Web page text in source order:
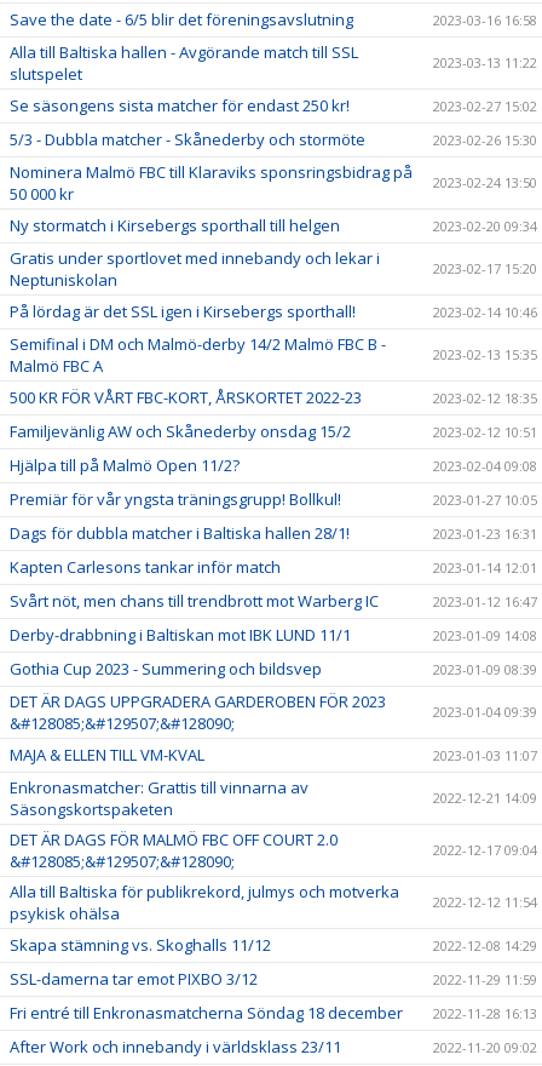
Save the date - 6/5 blir det föreningsavslutning 2023-03-16 16:58
Alla till Baltiska hallen - Avgörande match till SSL
slutspelet
2023-03-13 11:22
Se säsongens sista matcher för endast 250 kr! 2023-02-27 15:02
5/3 - Dubbla matcher - Skånederby och stormöte 2023-02-26 15:30
Nominera Malmö FBC till Klaraviks sponsringsbidrag på
50 000 kr
2023-02-24 13:50
Ny stormatch i Kirsebergs sporthall till helgen 2023-02-20 09:34
Gratis under sportlovet med innebandy och lekar i
Neptuniskolan
2023-02-17 15:20
På lördag är det SSL igen i Kirsebergs sporthall! 2023-02-14 10:46
Semifinal i DM och Malmö-derby 14/2 Malmö FBC B -
Malmö FBC A
2023-02-13 15:35
500 KR FÖR VÅRT FBC-KORT, ÅRSKORTET 2022-23 2023-02-12 18:35
Familjevänlig AW och Skånederby onsdag 15/2 2023-02-12 10:51
Hjälpa till på Malmö Open 11/2? 2023-02-04 09:08
Premiär för vår yngsta träningsgrupp! Bollkul! 2023-01-27 10:05
Dags för dubbla matcher i Baltiska hallen 28/1! 2023-01-23 16:31
Kapten Carlesons tankar inför match 2023-01-14 12:01
Svårt nöt, men chans till trendbrott mot Warberg IC 2023-01-12 16:47
Derby-drabbning i Baltiskan mot IBK LUND 11/1 2023-01-09 14:08
Gothia Cup 2023 - Summering och bildsvep 2023-01-09 08:39
DET ÄR DAGS UPPGRADERA GARDEROBEN FÖR 2023
&#128085;&#129507;&#128090;
2023-01-04 09:39
MAJA & ELLEN TILL VM-KVAL 2023-01-03 11:07
Enkronasmatcher: Grattis till vinnarna av
Säsongskortspaketen
2022-12-21 14:09
DET ÄR DAGS FÖR MALMÖ FBC OFF COURT 2.0
&#128085;&#129507;&#128090;
2022-12-17 09:04
Alla till Baltiska för publikrekord, julmys och motverka
psykisk ohälsa
2022-12-12 11:54
Skapa stämning vs. Skoghalls 11/12 2022-12-08 14:29
SSL-damerna tar emot PIXBO 3/12 2022-11-29 11:59
Fri entré till Enkronasmatcherna Söndag 18 december 2022-11-28 16:13
After Work och innebandy i världsklass 23/11 2022-11-20 09:02